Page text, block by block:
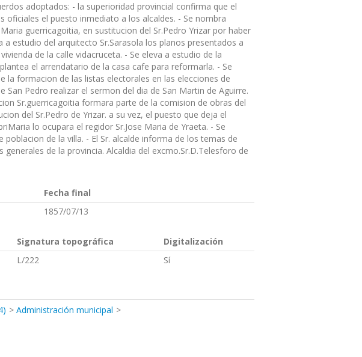
adoptados: - la superioridad provincial confirma que el
oficiales el puesto inmediato a los alcaldes. - Se nombra
guerricagoitia, en sustitucion del Sr.Pedro Yrizar por haber
estudio del arquitecto Sr.Sarasola los planos presentados a
de la calle vidacruceta. - Se eleva a estudio de la
el arrendatario de la casa cafe para reformarla. - Se
la formacion de las listas electorales en las elecciones de
San Pedro realizar el sermon del dia de San Martin de Aguirre.
Sr.guerricagoitia formara parte de la comision de obras del
del Sr.Pedro de Yrizar. a su vez, el puesto que deja el
lo ocupara el regidor Sr.Jose Maria de Yraeta. - Se
de la villa. - El Sr. alcalde informa de los temas de
de la provincia. Alcaldia del excmo.Sr.D.Telesforo de
Fecha final
1857/07/13
Signatura topográfica
Digitalización
L/222 Sí
Administración municipal